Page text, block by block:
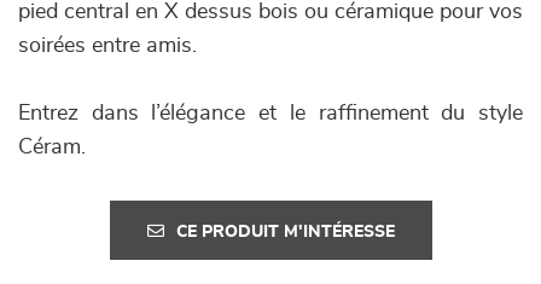
pied central en X dessus bois ou céramique pour vos
soirées entre amis.
Entrez dans l’élégance et le raffinement du style
Céram.
CE PRODUIT M'INTÉRESSE